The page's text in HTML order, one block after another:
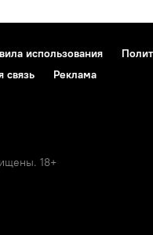
использования
связь Реклама
18+